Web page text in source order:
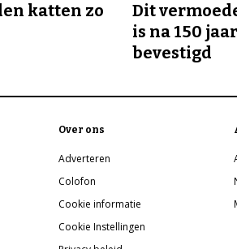
katten zo
Dit
is na 150
bevestigd
Over ons
Adverteren
Colofon
Cookie informatie
Cookie Instellingen